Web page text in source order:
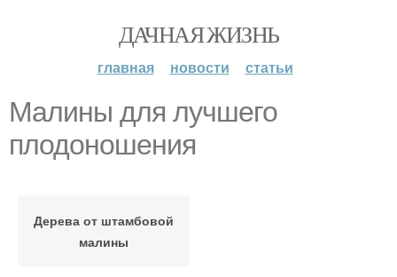
ДАЧНАЯ ЖИЗНЬ
главная новости статьи
Малины для лучшего
плодоношения
Дерева от штамбовой
малины